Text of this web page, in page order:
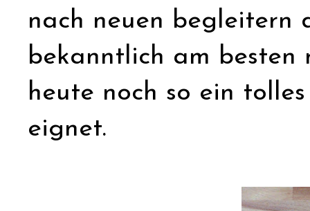
nach neuen begleitern
bekanntlich am
heute noch so ein
eignet.